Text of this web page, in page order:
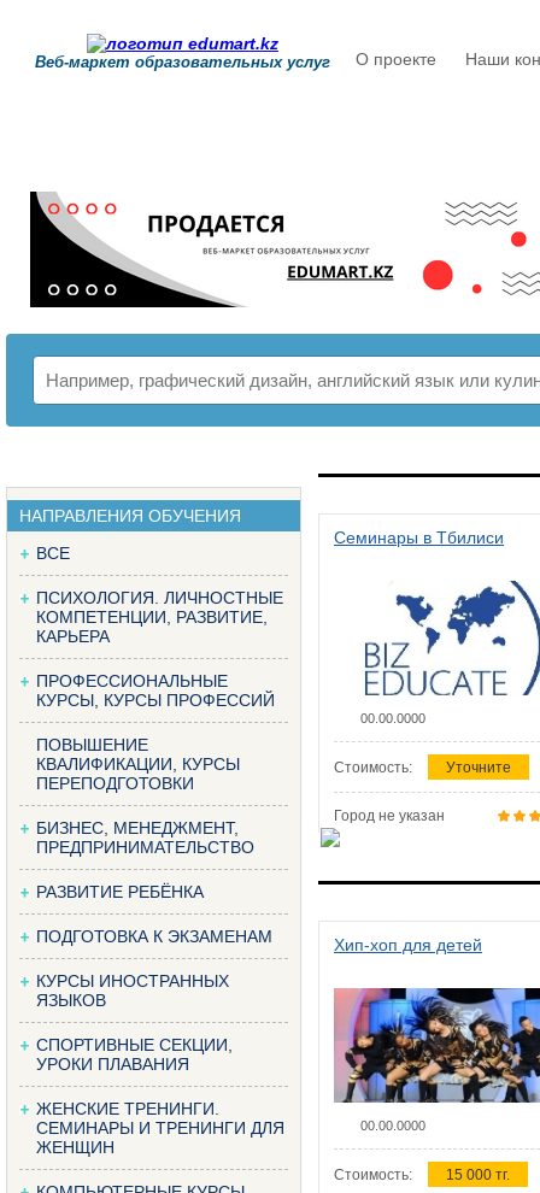
Веб-маркет образовательных услуг О проекте Наши
НАПРАВЛЕНИЯ ОБУЧЕНИЯ
ВСЕ
ПСИХОЛОГИЯ. ЛИЧНОСТНЫЕ
КОМПЕТЕНЦИИ, РАЗВИТИЕ,
КАРЬЕРА
ПРОФЕССИОНАЛЬНЫЕ
КУРСЫ, КУРСЫ ПРОФЕССИЙ
ПОВЫШЕНИЕ
КВАЛИФИКАЦИИ, КУРСЫ
ПЕРЕПОДГОТОВКИ
БИЗНЕС, МЕНЕДЖМЕНТ,
ПРЕДПРИНИМАТЕЛЬСТВО
РАЗВИТИЕ РЕБЁНКА
ПОДГОТОВКА К ЭКЗАМЕНАМ
КУРСЫ ИНОСТРАННЫХ
ЯЗЫКОВ
СПОРТИВНЫЕ СЕКЦИИ,
УРОКИ ПЛАВАНИЯ
ЖЕНСКИЕ ТРЕНИНГИ.
СЕМИНАРЫ И ТРЕНИНГИ ДЛЯ
ЖЕНЩИН
Семинары в Тбилиси
00.00.0000
Стоимость: Уточните
Город не указан
Хип-хоп для детей
00.00.0000
Стоимость: 15 000 тг.